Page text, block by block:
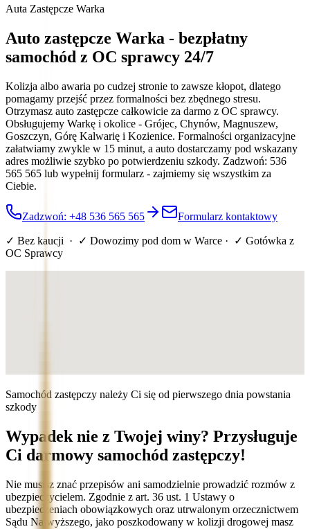
Auta Zastępcze Warka
Auto zastępcze Warka - bezpłatny
samochód z OC sprawcy 24/7
Kolizja albo awaria po cudzej stronie to zawsze kłopot, dlatego
pomagamy przejść przez formalności bez zbędnego stresu.
Otrzymasz auto zastępcze całkowicie za darmo z OC sprawcy.
Obsługujemy Warkę i okolice - Grójec, Chynów, Magnuszew,
Goszczyn, Górę Kalwarię i Kozienice. Formalności organizacyjne
załatwiamy zwykle w 15 minut, a auto dostarczamy pod wskazany
adres możliwie szybko po potwierdzeniu szkody. Zadzwoń: 536
565 565 lub wypełnij formularz - zajmiemy się wszystkim za
Ciebie.
Zadzwoń: +48 536 565 565 Formularz kontaktowy
✓ Bez kaucji · ✓ Dowozimy pod dom w Warce · ✓ Gotówka z
OC Sprawcy
Samochód zastępczy należy Ci się od pierwszego dnia powstania
szkody
Wypadek nie z Twojej winy? Przysługuje
Ci darmowy samochód zastępczy!
Nie musisz znać przepisów ani samodzielnie prowadzić rozmów z
ubezpieczycielem. Zgodnie z art. 36 ust. 1 Ustawy o
ubezpieczeniach obowiązkowych oraz utrwalonym orzecznictwem
Sądu Najwyższego, jako poszkodowany w kolizji drogowej masz